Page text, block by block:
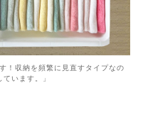
！収納を頻繁に見直すタイプなの
います。」